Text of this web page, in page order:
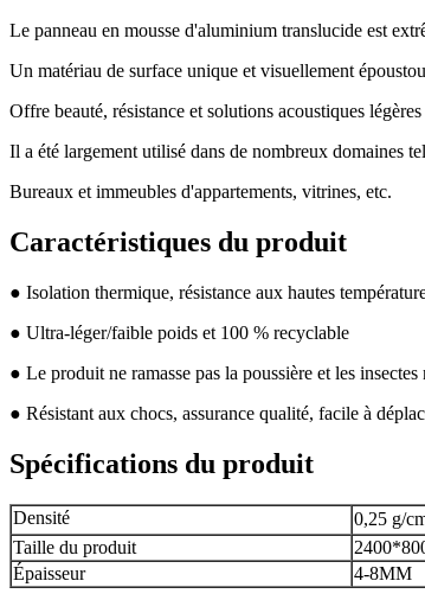
Le panneau en mousse d'aluminium translucide est
Un matériau de surface unique et visuellement
Offre beauté, résistance et solutions acoustiques
Il a été largement utilisé dans de nombreux domaines
Bureaux et immeubles d'appartements, vitrines, etc.
Caractéristiques du produit
● Isolation thermique, résistance aux hautes
● Ultra-léger/faible poids et 100 % recyclable
● Le produit ne ramasse pas la poussière et les
● Résistant aux chocs, assurance qualité, facile à
Spécifications du produit
Densité
0,25 g/
Taille du produit
Épaisseur
4-8MM